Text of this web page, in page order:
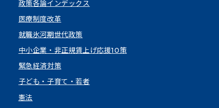
政策各論インデックス
医療制度改革
就職氷河期世代政策
中小企業・非正規賃上げ応援10策
緊急経済対策
子ども・子育て・若者
憲法